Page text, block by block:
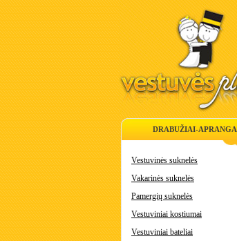
DRABUŽIAI-APRANGA
Vestuvinės suknelės
Vakarinės suknelės
Pamergių suknelės
Vestuviniai kostiumai
Vestuviniai bateliai